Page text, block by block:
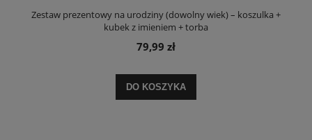
Zestaw prezentowy na urodziny (dowolny wiek) – koszulka +
kubek z imieniem + torba
79,99 zł
DO KOSZYKA